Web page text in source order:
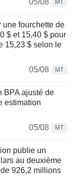
MT
une fourchette de
$ et 15,40 $ pour
15,23 $ selon le
05/08
MT
BPA ajusté de
estimation
05/08
MT
publie un
au deuxième
926,2 millions